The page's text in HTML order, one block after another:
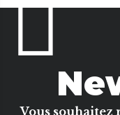
Vous souhaitez